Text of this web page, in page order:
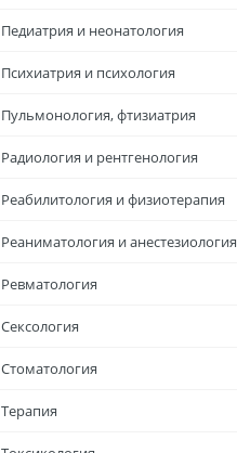
Педиатрия и неонатология
Психиатрия и психология
Пульмонология, фтизиатрия
Радиология и рентгенология
Реабилитология и физиотерапия
Реаниматология и анестезиология
Ревматология
Сексология
Стоматология
Терапия